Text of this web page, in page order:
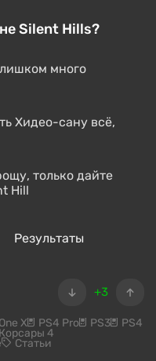
Silent Hills?
много
Хидео-сану всё,
только дайте
Hill
Результаты
+3
X PS4 Pro PS3 PS4
4
Статьи